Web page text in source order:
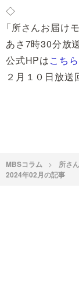
◇
「所さんお届け
あさ7時30分放送
公式HPはこちら
２月１０日放送
MBSコラム
所さ
2024年02月の記事